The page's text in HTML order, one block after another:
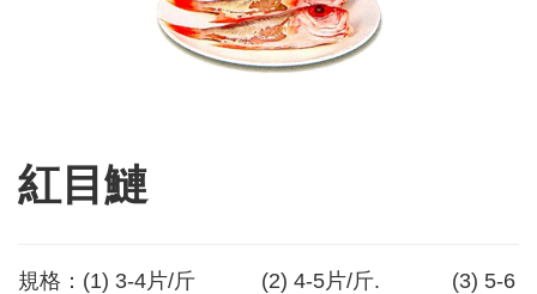
紅目鰱
規格：(1) 3-4片/斤 (2) 4-5片/斤. (3) 5-6